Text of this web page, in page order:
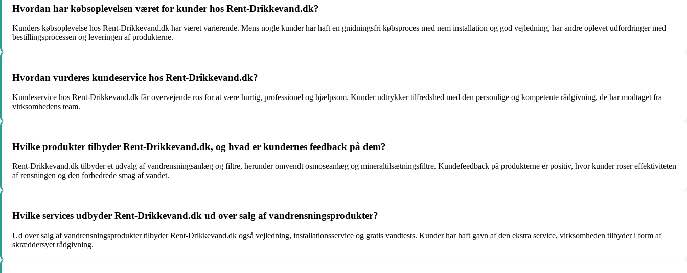
Hvordan har købsoplevelsen været for kunder hos Rent-Drikkevand.dk?
Kunders købsoplevelse hos Rent-Drikkevand.dk har været varierende. Mens nogle kunder har haft en gnidningsfri købsproces med nem installation og god vejledning, har andre oplevet udfordringer med
bestillingsprocessen og leveringen af produkterne.
Hvordan vurderes kundeservice hos Rent-Drikkevand.dk?
Kundeservice hos Rent-Drikkevand.dk får overvejende ros for at være hurtig, professionel og hjælpsom. Kunder udtrykker tilfredshed med den personlige og kompetente rådgivning, de har modtaget fra
virksomhedens team.
Hvilke produkter tilbyder Rent-Drikkevand.dk, og hvad er kundernes feedback på dem?
Rent-Drikkevand.dk tilbyder et udvalg af vandrensningsanlæg og filtre, herunder omvendt osmoseanlæg og mineraltilsætningsfiltre. Kundefeedback på produkterne er positiv, hvor kunder roser effektiviteten
af rensningen og den forbedrede smag af vandet.
Hvilke services udbyder Rent-Drikkevand.dk ud over salg af vandrensningsprodukter?
Ud over salg af vandrensningsprodukter tilbyder Rent-Drikkevand.dk også vejledning, installationsservice og gratis vandtests. Kunder har haft gavn af den ekstra service, virksomheden tilbyder i form af
skræddersyet rådgivning.